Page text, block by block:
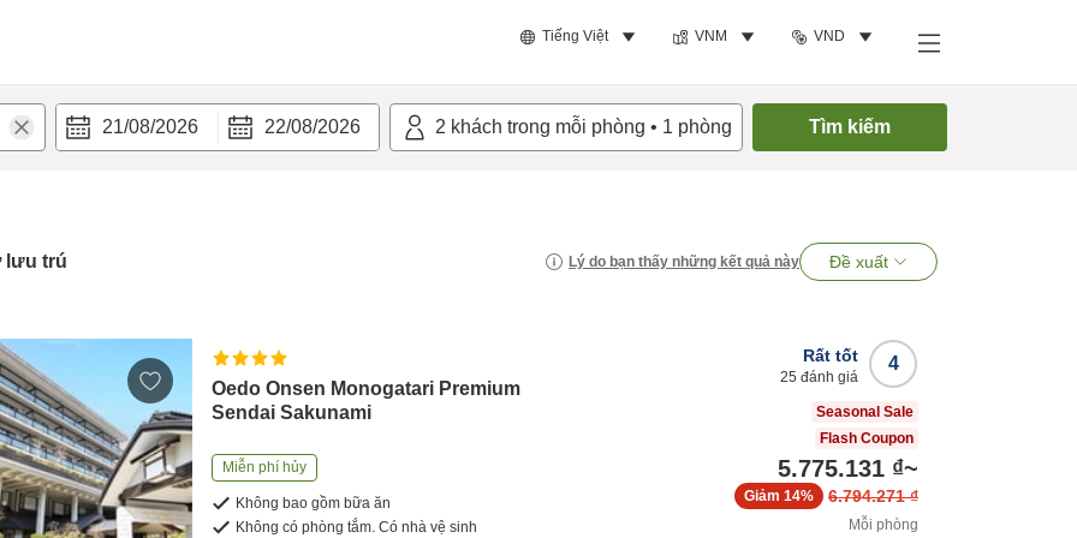
Tiếng Việt VNM VND
21/08/2026 22/08/2026 2 khách trong mỗi phòng • 1 phòng Tìm kiếm
lưu trú Lý do bạn thấy những kết quả này Đề xuất
Oedo Onsen Monogatari Premium
Sendai Sakunami
Miễn phí hủy
Không bao gồm bữa ăn
Không có phòng tắm. Có nhà vệ sinh
4
Rất tốt
25 đánh giá
Seasonal Sale
Flash Coupon
5.775.131 ₫~
6.794.271 ₫
Giảm 14%
Mỗi phòng